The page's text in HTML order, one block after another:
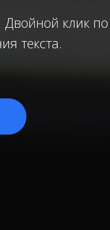
клик по
текста.